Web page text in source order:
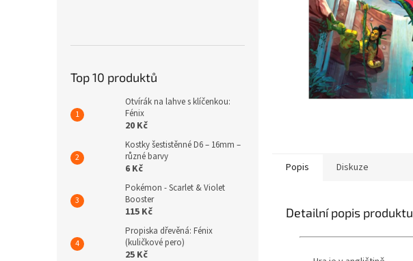
Top 10 produktů
Otvírák na lahve s klíčenkou:
Fénix
20 Kč
Kostky šestistěnné D6 – 16mm –
různé barvy
6 Kč
Pokémon - Scarlet & Violet
Booster
115 Kč
Propiska dřevěná: Fénix
(kuličkové pero)
25 Kč
Popis Diskuze
Detailní popis produktu